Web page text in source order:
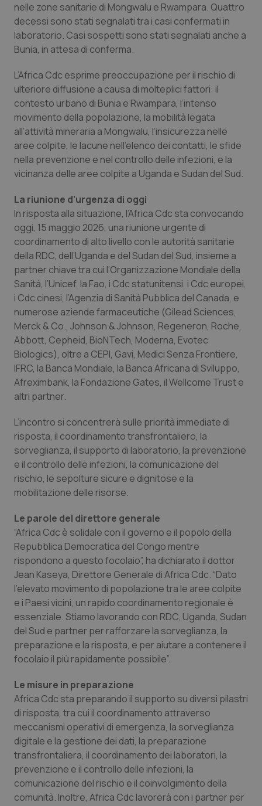
Molise
Piemonte
Provincia Autonoma di Bolzano
Provincia Autonoma di Trento
Puglia
Sardegna
Toscana
Umbria
Valle D’Aosta
Veneto
Epatiti
HIV
Infezioni & Febbre
Ipertensione & Scompenso
Malattie rare
Malattia di Crohn & Rettocolite Ulcerosa
Obesità
Oftalmologia
Oncodermatologia
Oncoematologia
Oncologia & Nutrizione
Psoriasi & pelle
Quotidiano Cardiologia
Quotidiano Chirurgia
Quotidiano Oncologia
Quotidiano Pediatria
Rene & patologie urogenitali
Salute orale & impianti
Sangue & coagulazione
Tiroide
Tumore al seno
Tumore ovarico
Tumori del Polmone & Testa Collo
Tumori gastrointestinali
Ulcera & Reflusso
Vaccini
nelle zone sanitarie di Mongwalu e Rwampara. Quattro
decessi sono stati segnalati tra i casi confermati in
laboratorio. Casi sospetti sono stati segnalati anche a
Bunia, in attesa di conferma.
L’Africa Cdc esprime preoccupazione per il rischio di
ulteriore diffusione a causa di molteplici fattori: il
contesto urbano di Bunia e Rwampara, l’intenso
movimento della popolazione, la mobilità legata
all’attività mineraria a Mongwalu, l’insicurezza nelle
aree colpite, le lacune nell’elenco dei contatti, le sfide
nella prevenzione e nel controllo delle infezioni, e la
vicinanza delle aree colpite a Uganda e Sudan del Sud.
La riunione d’urgenza di oggi
In risposta alla situazione, l’Africa Cdc sta convocando
oggi, 15 maggio 2026, una riunione urgente di
coordinamento di alto livello con le autorità sanitarie
della RDC, dell’Uganda e del Sudan del Sud, insieme a
partner chiave tra cui l’Organizzazione Mondiale della
Sanità, l’Unicef, la Fao, i Cdc statunitensi, i Cdc europei,
i Cdc cinesi, l’Agenzia di Sanità Pubblica del Canada, e
numerose aziende farmaceutiche (Gilead Sciences,
Merck & Co., Johnson & Johnson, Regeneron, Roche,
Abbott, Cepheid, BioNTech, Moderna, Evotec
Biologics), oltre a CEPI, Gavi, Medici Senza Frontiere,
IFRC, la Banca Mondiale, la Banca Africana di Sviluppo,
Afreximbank, la Fondazione Gates, il Wellcome Trust e
altri partner.
L’incontro si concentrerà sulle priorità immediate di
risposta, il coordinamento transfrontaliero, la
sorveglianza, il supporto di laboratorio, la prevenzione
e il controllo delle infezioni, la comunicazione del
rischio, le sepolture sicure e dignitose e la
mobilitazione delle risorse.
Le parole del direttore generale
“Africa Cdc è solidale con il governo e il popolo della
Repubblica Democratica del Congo mentre
rispondono a questo focolaio”, ha dichiarato il dottor
Jean Kaseya, Direttore Generale di Africa Cdc. “Dato
l’elevato movimento di popolazione tra le aree colpite
e i Paesi vicini, un rapido coordinamento regionale è
essenziale. Stiamo lavorando con RDC, Uganda, Sudan
del Sud e partner per rafforzare la sorveglianza, la
preparazione e la risposta, e per aiutare a contenere il
focolaio il più rapidamente possibile”.
Le misure in preparazione
Africa Cdc sta preparando il supporto su diversi pilastri
di risposta, tra cui il coordinamento attraverso
meccanismi operativi di emergenza, la sorveglianza
digitale e la gestione dei dati, la preparazione
transfrontaliera, il coordinamento dei laboratori, la
prevenzione e il controllo delle infezioni, la
comunicazione del rischio e il coinvolgimento della
comunità. Inoltre, Africa Cdc lavorerà con i partner per